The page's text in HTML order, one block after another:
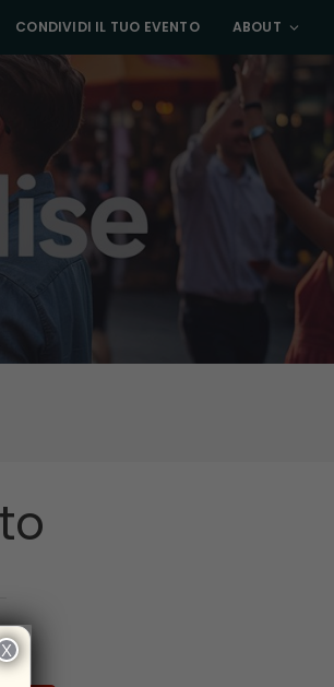
CONDIVIDI IL TUO EVENTO ABOUT
X